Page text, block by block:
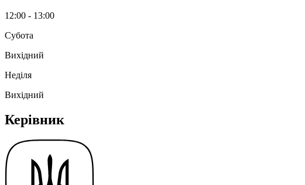
12:00 - 13:00
Субота
Вихідний
Неділя
Вихідний
Керівник